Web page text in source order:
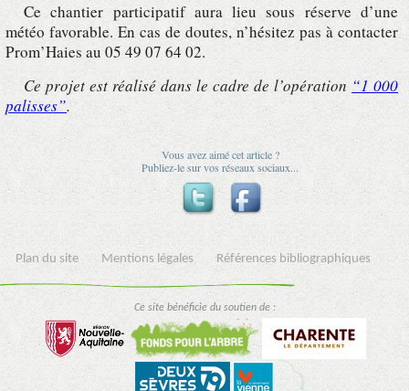
Ce chantier participatif aura lieu sous réserve d’une
météo favorable. En cas de doutes, n’hésitez pas à contacter
Prom’Haies au 05 49 07 64 02.
Ce projet est réalisé dans le cadre de l’opération “1 000
palisses”.
Vous avez aimé cet article ?
Publiez-le sur vos réseaux sociaux...
Plan du site Mentions légales Références bibliographiques
Ce site bénéficie du soutien de :